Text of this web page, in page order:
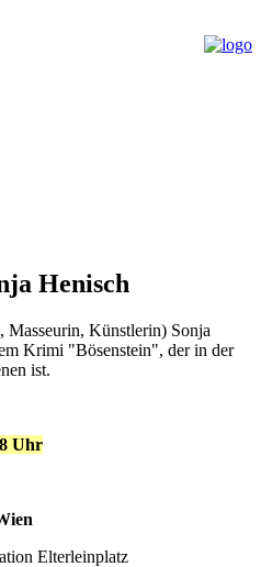
Henisch
Künstlerin) Sonja
Krimi "Bösenstein", der in der
ist.
Uhr
Elterleinplatz